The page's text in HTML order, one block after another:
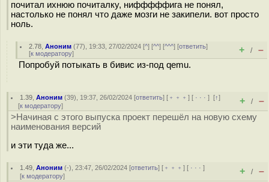
почитал ихнюю почиталку, нифффффига не понял,
настолько не понял что даже мозги не закипели. вот просто
ноль.
2.78 ,Аноним (77), 19:33, 27/02/2024 [^] [^^] [^^^] [ответить]
[к модератору] + / –
Попробуй потыкать в бивис из-под qemu.
1.39 ,Аноним (39), 19:37, 26/02/2024 [ответить] [ ﹢﹢﹢] [ · · ·][↑]
[к модератору] + / –
>Начиная с этого выпуска проект перешёл на новую схему
наименования версий
и эти туда же...
1.49 ,Аноним (-), 23:47, 26/02/2024 [ответить] [ ﹢﹢﹢] [ · · ·]
[к модератору] + / –